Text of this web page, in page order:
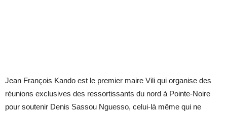
Jean François Kando est le premier maire Vili qui organise des
réunions exclusives des ressortissants du nord à Pointe-Noire
pour soutenir Denis Sassou Nguesso, celui-là même qui ne